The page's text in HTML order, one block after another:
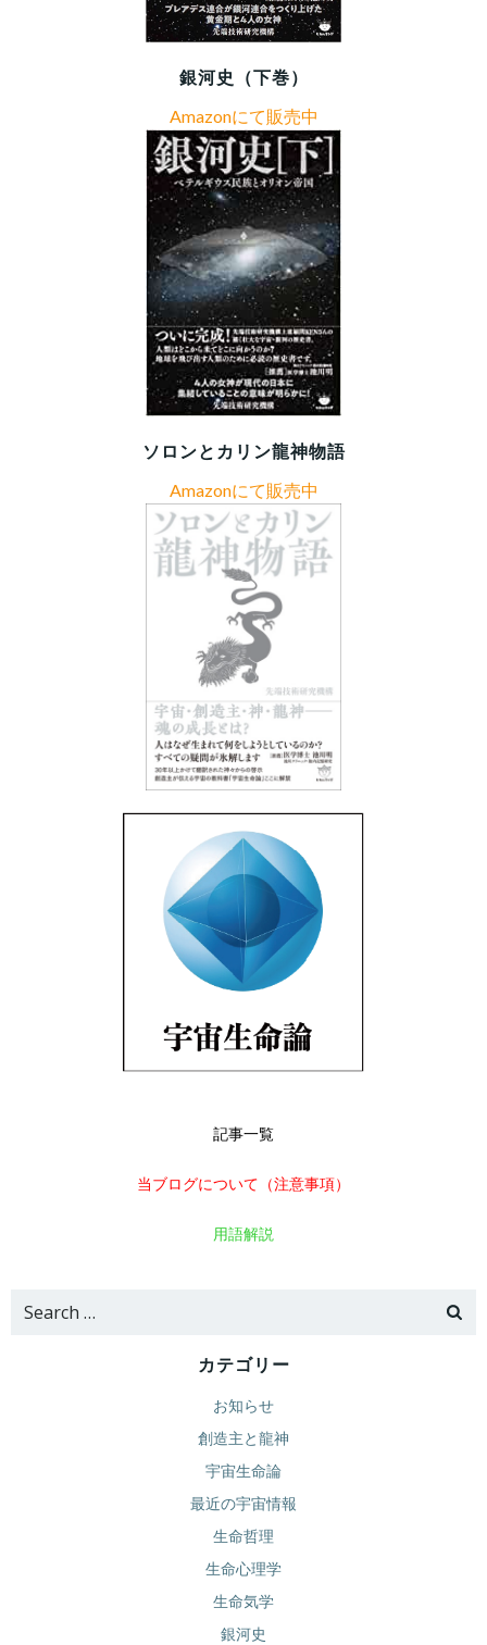
銀河史（下巻）
Amazonにて販売中
ソロンとカリン龍神物語
Amazonにて販売中
記事一覧
当ブログについて（注意事項）
用語解説
Search
カテゴリー
お知らせ
創造主と龍神
宇宙生命論
最近の宇宙情報
生命哲理
生命心理学
生命気学
銀河史